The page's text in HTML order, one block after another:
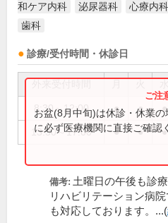
和ケア内科
泌尿器科 心療内科
歯科
診療/受付時間・休診日
8:30～12:00 ● ● ●
13:30～17:00 ● ● ●
お盆(8月中旬)は休診・休業
に必ず医療機関に直接ご確認
備考: 土曜日の午後も診
リハビリテーション病
も対応しております。...(